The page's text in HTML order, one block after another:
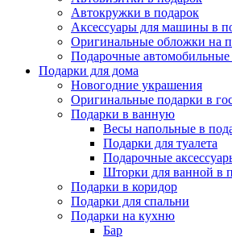
Автокружки в подарок
Аксессуары для машины в
Оригинальные обложки на
Подарочные
Подарки для дома
Новогодние украшения
Оригинальные подарки в
Подарки в ванную
Весы напольные в
Подарки для туалета
Подарочные
Шторки для ванной в
Подарки в коридор
Подарки для спальни
Подарки на кухню
Бар